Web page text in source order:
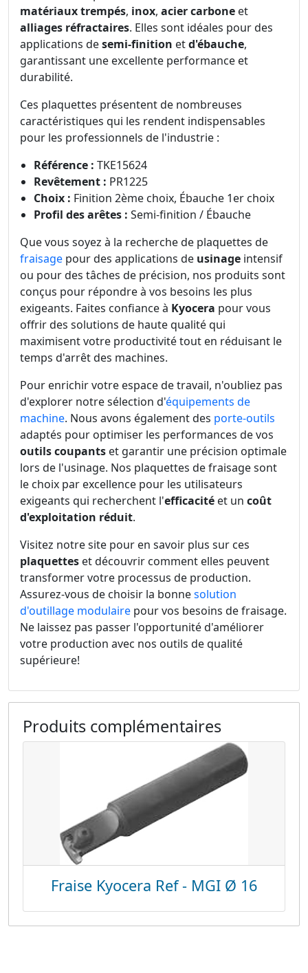
matériaux trempés, inox, acier carbone et
alliages réfractaires. Elles sont idéales pour des
applications desemi-finition etd'ébauche,
garantissant une excellente performance et
durabilité.
Ces plaquettes présentent de nombreuses
caractéristiques qui les rendent indispensables
pour les professionnels de l'industrie :
Référence : TKE15624
Revêtement : PR1225
Choix : Finition 2ème choix, Ébauche 1er choix
Profil des arêtes : Semi-finition / Ébauche
Que vous soyez à la recherche de plaquettes de
fraisage pour des applications de usinage intensif
ou pour des tâches de précision, nos produits sont
conçus pour répondre à vos besoins les plus
exigeants. Faites confiance à Kyocera pour vous
offrir des solutions de haute qualité qui
maximisent votre productivité tout en réduisant le
temps d'arrêt des machines.
Pour enrichir votre espace de travail, n'oubliez pas
d'explorer notre sélection d'équipements de
machine. Nous avons également des porte-outils
adaptés pour optimiser les performances de vos
outils coupants et garantir une précision optimale
lors de l'usinage. Nos plaquettes de fraisage sont
le choix par excellence pour les utilisateurs
exigeants qui recherchent l'efficacité et un coût
d'exploitation réduit.
Visitez notre site pour en savoir plus sur ces
plaquettes et découvrir comment elles peuvent
transformer votre processus de production.
Assurez-vous de choisir la bonnesolution
d'outillage modulaire pour vos besoins de fraisage.
Ne laissez pas passer l'opportunité d'améliorer
votre production avec nos outils de qualité
supérieure!
Produits complémentaires
Fraise Kyocera Ref - MGI Ø 16